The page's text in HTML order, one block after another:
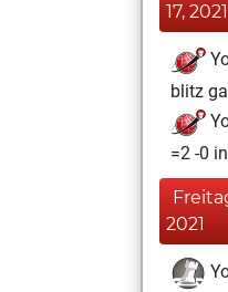
17, 2021
blitz
=2 -0
2021